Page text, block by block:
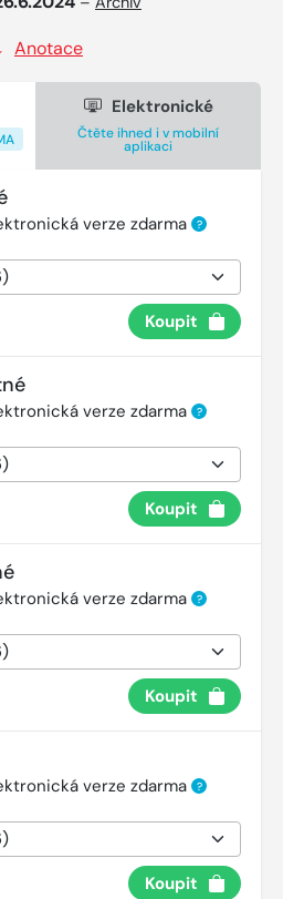
Anotace
Elektronické
Čtěte ihned i v mobilní
aplikaci
verze zdarma ?
Koupit
verze zdarma ?
Koupit
verze zdarma ?
Koupit
verze zdarma ?
Koupit